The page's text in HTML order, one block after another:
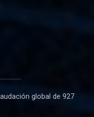
global de 927